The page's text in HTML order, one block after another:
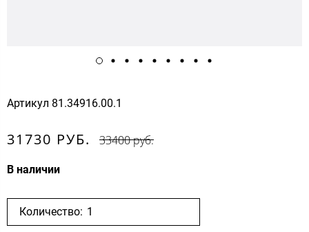
Артикул 81.34916.00.1
31730 РУБ. 33400 руб.
В наличии
Количество: